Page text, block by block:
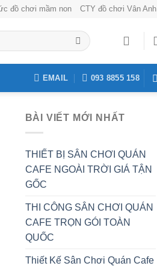
đồ chơi mầm non CTY đồ chơi Vân Anh
EMAIL 093 8855 158
BÀI VIẾT MỚI NHẤT
THIẾT BỊ SÂN CHƠI QUÁN
CAFE NGOÀI TRỜI GIÁ TẬN
GỐC
THI CÔNG SÂN CHƠI QUÁN
CAFE TRỌN GÓI TOÀN
QUỐC
Thiết Kế Sân Chơi Quán Cafe